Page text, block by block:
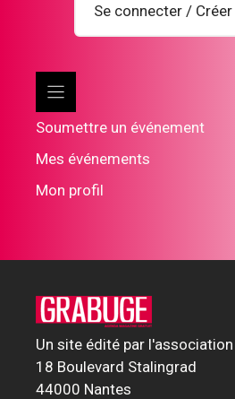
Se connecter /
Soumettre un événement
Mes événements
Mon profil
Un site édité par
18 Boulevard Stalingrad
44000 Nantes